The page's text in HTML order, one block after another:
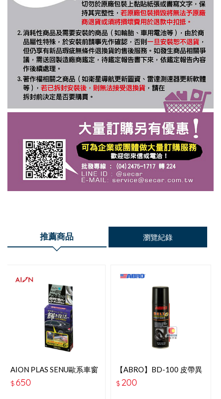
推薦商品 瀏覽紀錄
AION PLAS SENU歐系車窗
鋁飾條除鏽拋光＋鍍膜組
$650
【ABRO】BD-100 皮帶異
常保養噴劑(170G)-200
$ 200